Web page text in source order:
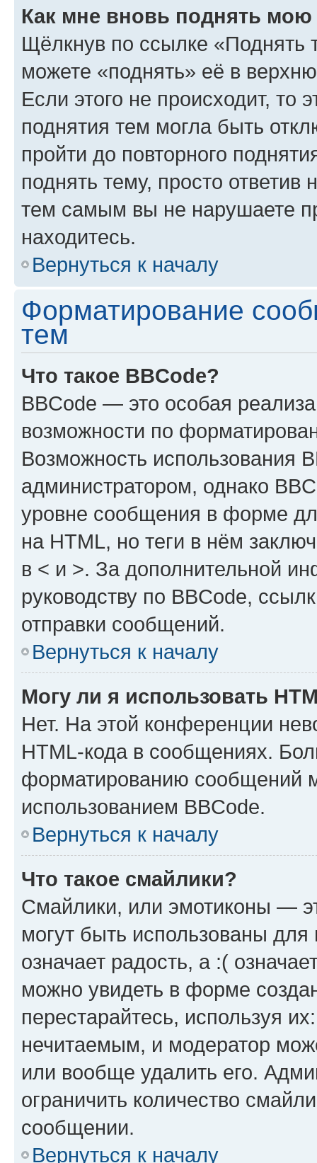
Как мне вновь поднять мою
Щёлкнув по ссылке «Поднять
можете «поднять» её в
Если этого не происходит, то
поднятия тем могла быть
пройти до повторного
поднять тему, просто ответив
тем самым вы не нарушаете
находитесь.
Вернуться к началу
Форматирование
тем
Что такое BBCode?
BBCode — это особая
возможности по
Возможность использования
администратором, однако
уровне сообщения в форме
на HTML, но теги в нём
в < и >. За дополнительной
руководству по BBCode,
отправки сообщений.
Вернуться к началу
Могу ли я использовать
Нет. На этой конференции
HTML-кода в сообщениях.
форматированию сообщений
использованием BBCode.
Вернуться к началу
Что такое смайлики?
Смайлики, или эмотиконы —
могут быть использованы
означает радость, а :(
можно увидеть в форме
перестарайтесь, используя
нечитаемым, и модератор
или вообще удалить его.
ограничить количество
сообщении.
Вернуться к началу